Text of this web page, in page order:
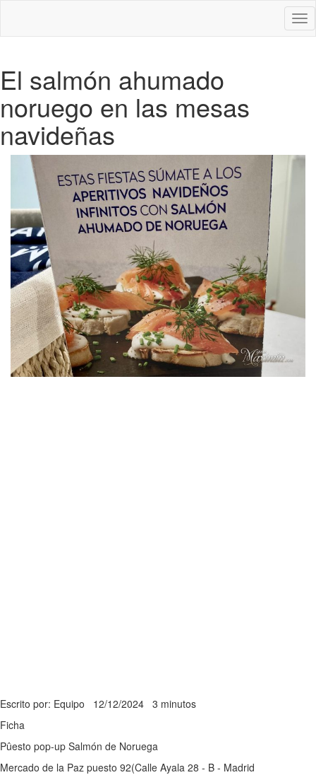
El salmón ahumado
noruego en las mesas
navideñas
Escrito por: Equipo 12/12/2024 3 minutos
Ficha
Pûesto pop-up Salmón de Noruega
Mercado de la Paz puesto 92(Calle Ayala 28 - B - Madrid